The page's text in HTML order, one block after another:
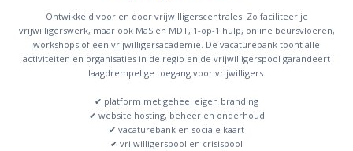
Ontwikkeld voor en door vrijwilligerscentrales. Zo faciliteer je
vrijwilligerswerk, maar ook MaS en MDT, 1-op-1 hulp, online beursvloeren,
workshops of een vrijwilligersacademie. De vacaturebank toont álle
activiteiten en organisaties in de regio en de vrijwilligerspool garandeert
laagdrempelige toegang voor vrijwilligers.
✔ platform met geheel eigen branding
✔ website hosting, beheer en onderhoud
✔ vacaturebank en sociale kaart
✔ vrijwilligerspool en crisispool